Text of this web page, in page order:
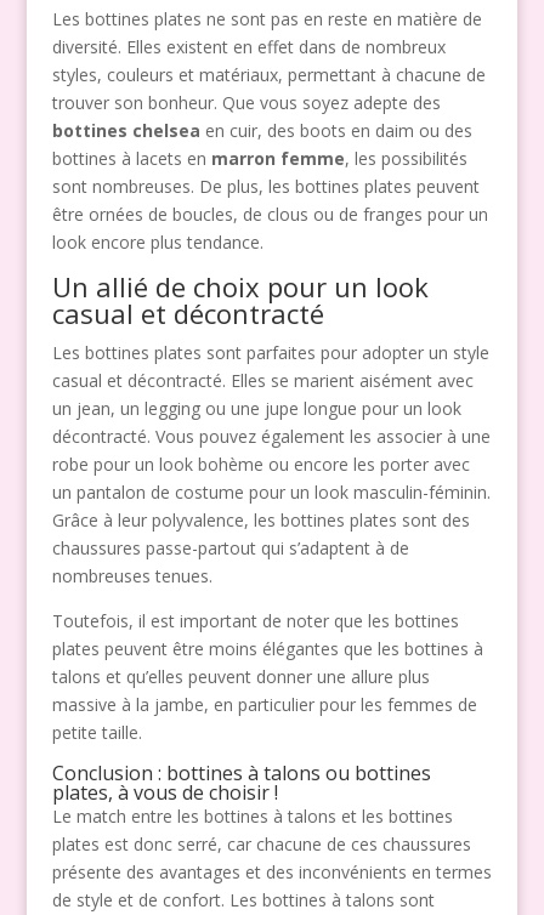
Les bottines plates ne sont pas en reste en matière de
diversité. Elles existent en effet dans de nombreux
styles, couleurs et matériaux, permettant à chacune de
trouver son bonheur. Que vous soyez adepte des
bottines chelsea en cuir, des boots en daim ou des
bottines à lacets en marron femme, les possibilités
sont nombreuses. De plus, les bottines plates peuvent
être ornées de boucles, de clous ou de franges pour un
look encore plus tendance.
Un allié de choix pour un look
casual et décontracté
Les bottines plates sont parfaites pour adopter un style
casual et décontracté. Elles se marient aisément avec
un jean, un legging ou une jupe longue pour un look
décontracté. Vous pouvez également les associer à une
robe pour un look bohème ou encore les porter avec
un pantalon de costume pour un look masculin-féminin.
Grâce à leur polyvalence, les bottines plates sont des
chaussures passe-partout qui s’adaptent à de
nombreuses tenues.
Toutefois, il est important de noter que les bottines
plates peuvent être moins élégantes que les bottines à
talons et qu’elles peuvent donner une allure plus
massive à la jambe, en particulier pour les femmes de
petite taille.
Conclusion : bottines à talons ou bottines
plates, à vous de choisir !
Le match entre les bottines à talons et les bottines
plates est donc serré, car chacune de ces chaussures
présente des avantages et des inconvénients en termes
de style et de confort. Les bottines à talons sont